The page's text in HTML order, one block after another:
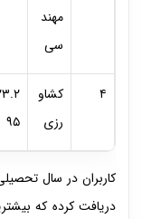
مهند
سی
۴
کشاو
رزی
۹۵
دریافت کرده که